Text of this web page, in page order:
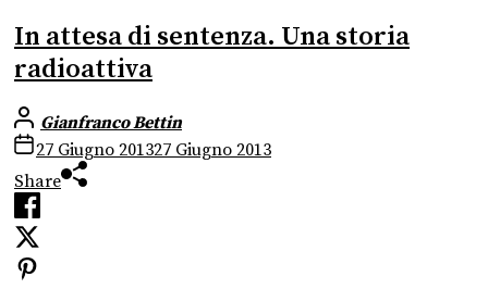
In attesa di sentenza. Una storia
radioattiva
Gianfranco Bettin
27 Giugno 201327 Giugno 2013
Share